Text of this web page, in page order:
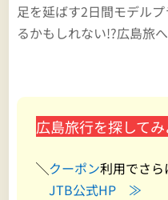
足を延ばす2日間モデル
るかもしれない!?広島旅
広島旅行を探して
╲クーポン利用でさ
JTB公式HP ≫